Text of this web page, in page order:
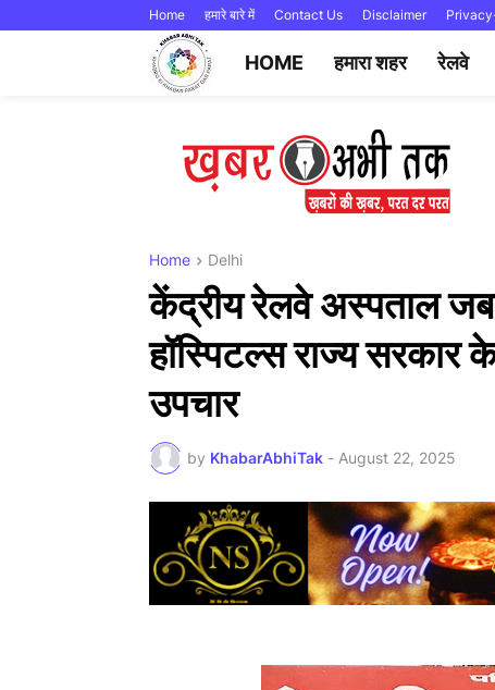
Home हमारे बारे में Contact Us Disclaimer
HOME हमारा शहर रेलवे
Home Delhi
केंद्रीय रेलवे अस्पताल
हॉस्पिटल्स राज्य सरकार
उपचार
by KhabarAbhiTak - August 22, 2025